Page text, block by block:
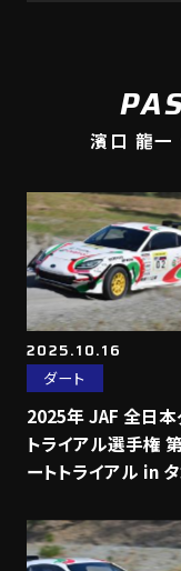
濱口 龍一
2025.10.16
ダート
2025年 JAF 全日本
トライアル選手権
ートトライアル in